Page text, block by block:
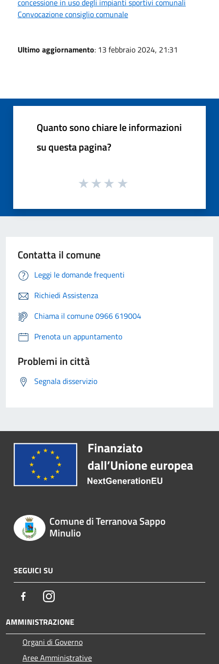
Convocazione consiglio comunale
Ultimo aggiornamento: 13 febbraio 2024, 21:31
Quanto sono chiare le informazioni
su questa pagina?
Contatta il comune
Leggi le domande frequenti
Richiedi Assistenza
Chiama il comune 0966 619004
Prenota un appuntamento
Problemi in città
Segnala disservizio
Comune di Terranova Sappo
Minulio
SEGUICI SU
FacebookInstagram
AMMINISTRAZIONE
Organi di Governo
Aree Amministrative